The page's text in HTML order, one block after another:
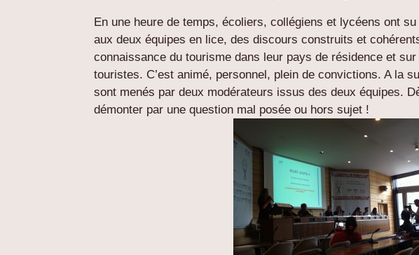
En une heure de temps, écoliers, collégiens et lycéens ont
aux deux équipes en lice, des discours construits et
connaissance du tourisme dans leur pays de résidence et
touristes. C’est animé, personnel, plein de convictions. A la
sont menés par deux modérateurs issus des deux équipes.
démonter par une question mal posée ou hors sujet !